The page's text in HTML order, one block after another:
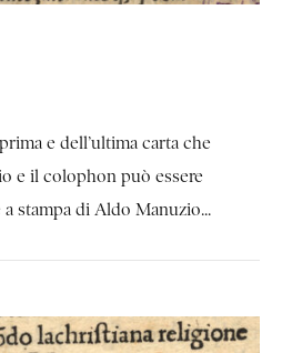
e dell’ultima carta che
e il colophon può essere
stampa di Aldo Manuzio...